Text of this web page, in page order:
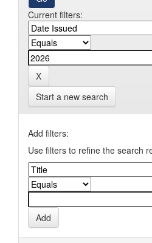
Current filters:
Start a new search
Add filters:
Use filters to refine the search